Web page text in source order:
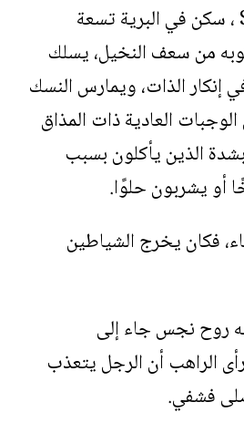
إسطفانا Stephana ، سكن في البرية تسعة
من سعف النخيل، يسلك
إنكار الذات، ويمارس النسك
العادية ذات المذاق
الذين يأكلون بسبب
أو يشربون حلوًا.
فكان يخرج الشياطين
روح نجس جاء إلى
الراهب أن الرجل يتعذب
فشفي.